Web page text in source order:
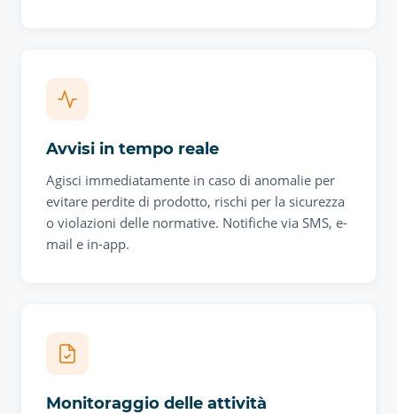
Avvisi in tempo reale
Agisci immediatamente in caso di anomalie per
evitare perdite di prodotto, rischi per la sicurezza
o violazioni delle normative. Notifiche via SMS, e-
mail e in-app.
Monitoraggio delle attività